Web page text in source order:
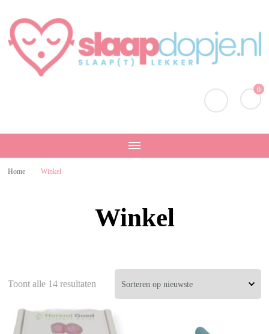
0
Home Winkel
Winkel
Toont alle 14 resultaten Gesorteerd
op